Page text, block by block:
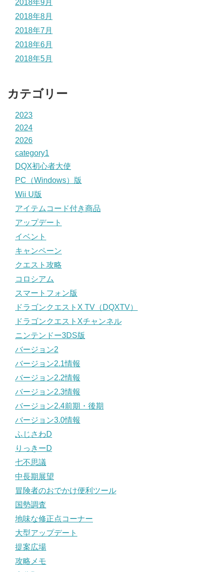
2018年9月
2018年8月
2018年7月
2018年6月
2018年5月
カテゴリー
2023
2024
2026
category1
DQX初心者大使
PC（Windows）版
Wii U版
アイテムコード付き商品
アップデート
イベント
キャンペーン
クエスト攻略
コロシアム
スマートフォン版
ドラゴンクエストX TV（DQXTV）
ドラゴンクエストXチャンネル
ニンテンドー3DS版
バージョン2
バージョン2.1情報
バージョン2.2情報
バージョン2.3情報
バージョン2.4前期・後期
バージョン3.0情報
ふじさわD
りっきーD
七不思議
中長期展望
冒険者のおでかけ便利ツール
国勢調査
地味な修正点コーナー
大型アップデート
提案広場
攻略メモ